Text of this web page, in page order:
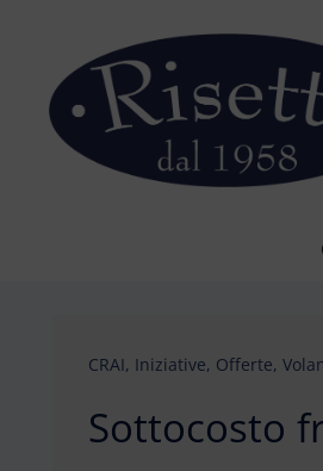
contenuto
principale
CRAI, Iniziative, Offerte,
Sottocosto